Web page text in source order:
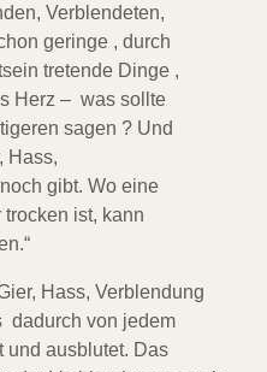
Verblendeten,
geringe , durch
tretende Dinge ,
Herz – was sollte
sagen ? Und
Hass,
gibt. Wo eine
ist, kann
Hass, Verblendung
dadurch von jedem
und ausblutet. Das